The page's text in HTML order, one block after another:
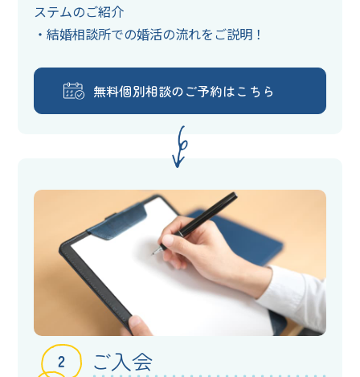
ステムのご紹介
・結婚相談所での婚活の流れをご説明！
無料個別相談のご予約はこちら
ご入会